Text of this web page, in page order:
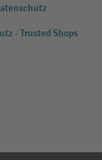
- Trusted Shops